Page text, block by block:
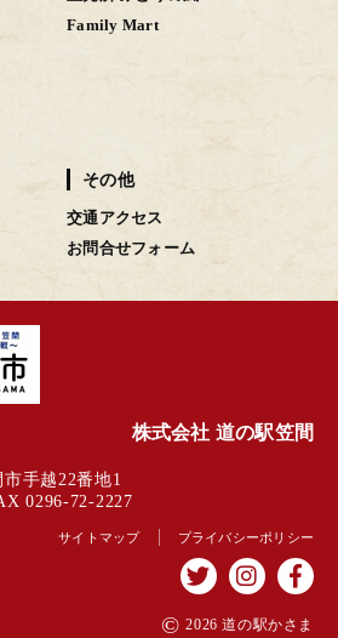
Family Mart
その他
交通アクセス
お問合せフォーム
株式会社 道の駅笠間
手越22番地1
0296-72-2227
サイトマップ プライバシーポリシー
© 2026 道の駅かさま